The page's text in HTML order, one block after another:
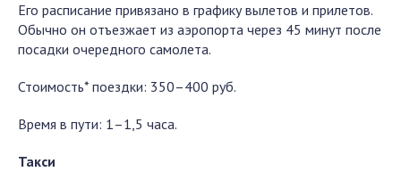
Его расписание привязано в графику вылетов и прилетов.
Обычно он отъезжает из аэропорта через 45 минут после
посадки очередного самолета.
Стоимость* поездки: 350–400 руб.
Время в пути: 1–1,5 часа.
Такси